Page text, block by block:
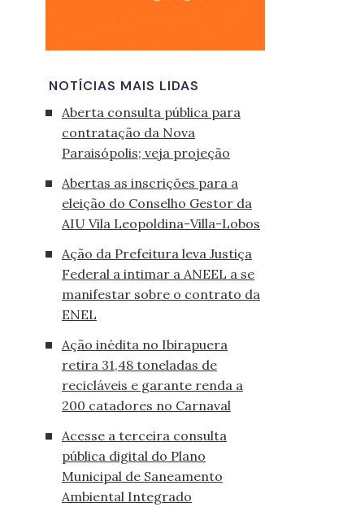
NOTÍCIAS MAIS LIDAS
Aberta consulta pública para
contratação da Nova
Paraisópolis; veja projeção
Abertas as inscrições para a
eleição do Conselho Gestor da
AIU Vila Leopoldina-Villa-Lobos
Ação da Prefeitura leva Justiça
Federal a intimar a ANEEL a se
manifestar sobre o contrato da
ENEL
Ação inédita no Ibirapuera
retira 31,48 toneladas de
recicláveis e garante renda a
200 catadores no Carnaval
Acesse a terceira consulta
pública digital do Plano
Municipal de Saneamento
Ambiental Integrado